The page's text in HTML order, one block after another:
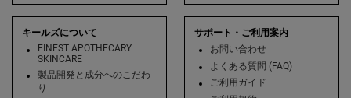
キールズについて
FINEST APOTHECARY
SKINCARE
製品開発と成分へのこだわ
り
サポート・ご利用案内
お問い合わせ
よくある質問 (FAQ)
ご利用ガイド